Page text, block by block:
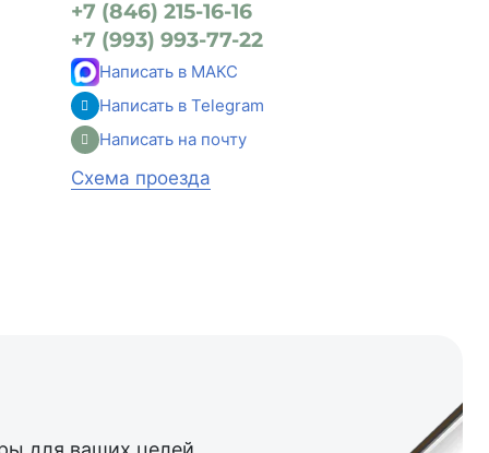
+7 (846) 215-16-16
+7 (993) 993-77-22
Написать в МАКС
Написать в Telegram
Написать на почту
Схема проезда